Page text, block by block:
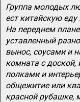
Группа молодых
ест китайскую еду
На переднем
уставленный
вынос, соусами и
комната с
полками и
общежитие или
красной рубашке,